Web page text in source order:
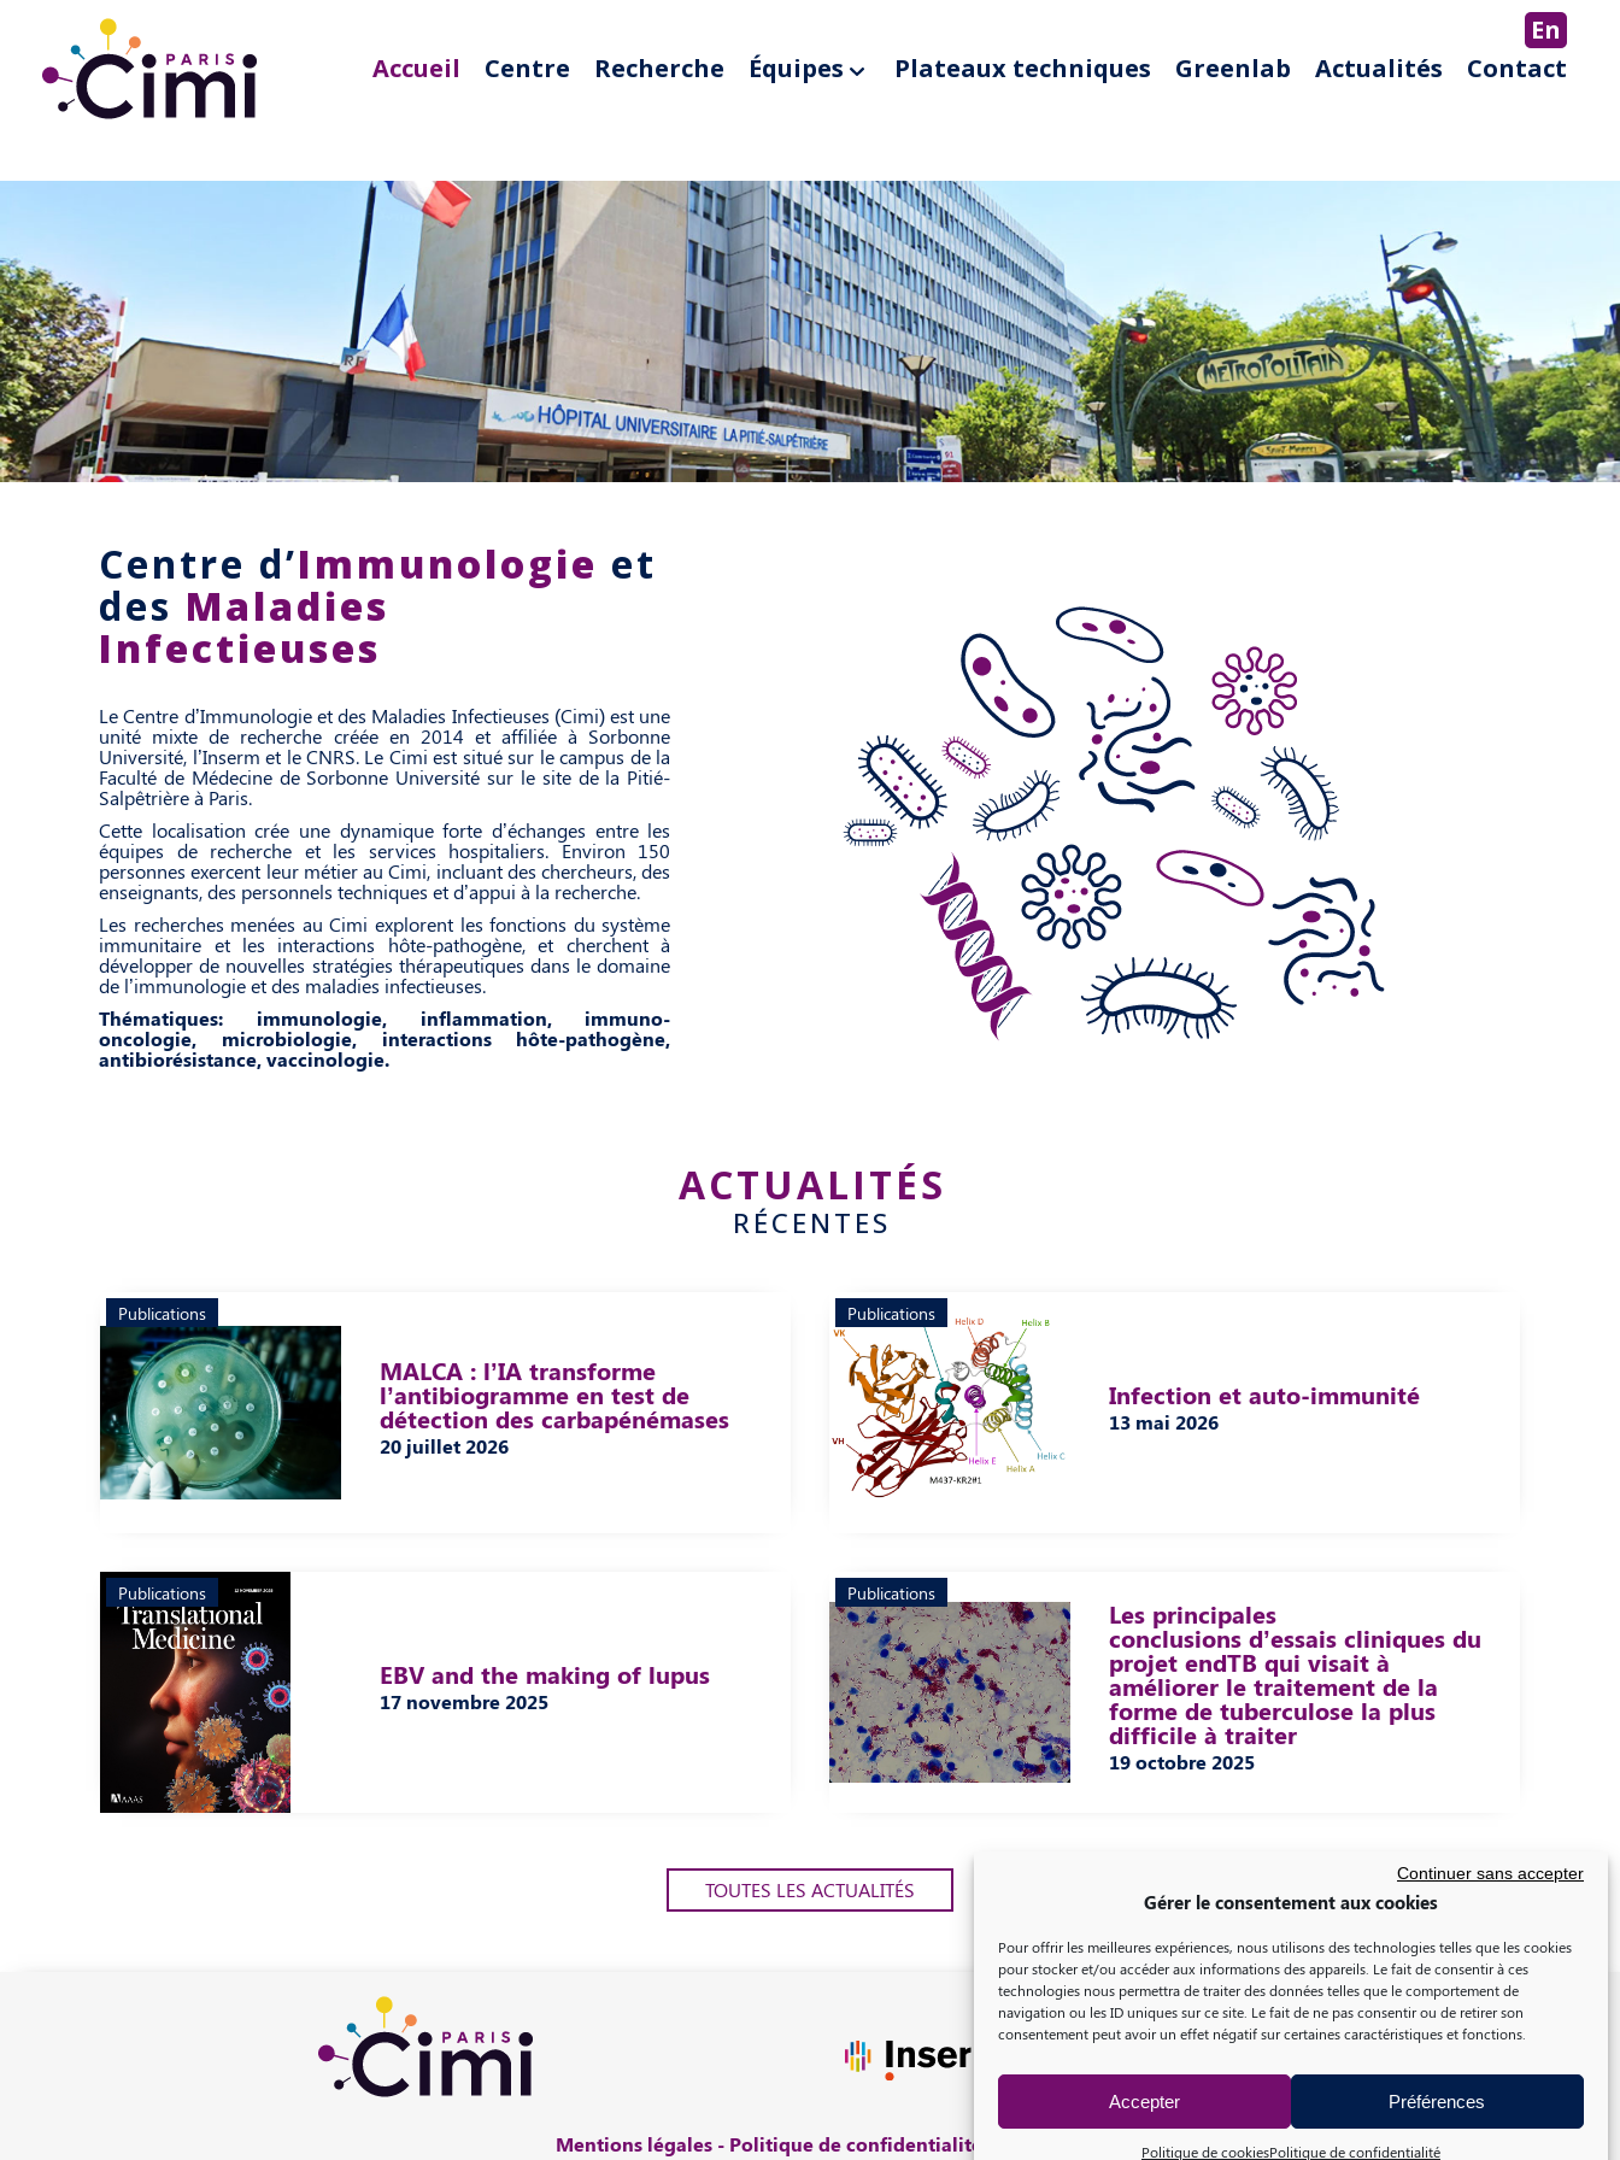
Gérer le consentement aux cookies
Pour offrir les meilleures expériences, nous utilisons des technologies telles que les cookies
pour stocker et/ou accéder aux informations des appareils. Le fait de consentir à ces
technologies nous permettra de traiter des données telles que le comportement de
navigation ou les ID uniques sur ce site. Le fait de ne pas consentir ou de retirer son
consentement peut avoir un effet négatif sur certaines caractéristiques et fonctions.
Accepter
Continuer sans accepter
Préférences
Politique de cookiesPolitique de confidentialité
Accueil Centre Recherche Équipes Plateaux techniques Greenlab Actualités Contact
En
Centre d’Immunologie et
des Maladies
Infectieuses
Le Centre d’Immunologie et des Maladies Infectieuses (Cimi) est une
unité mixte de recherche créée en 2014 et affiliée à Sorbonne
Université, l’Inserm et le CNRS. Le Cimi est situé sur le campus de la
Faculté de Médecine de Sorbonne Université sur le site de la Pitié-
Salpêtrière à Paris.
Cette localisation crée une dynamique forte d’échanges entre les
équipes de recherche et les services hospitaliers. Environ 150
personnes exercent leur métier au Cimi, incluant des chercheurs, des
enseignants, des personnels techniques et d’appui à la recherche.
Les recherches menées au Cimi explorent les fonctions du système
immunitaire et les interactions hôte-pathogène, et cherchent à
développer de nouvelles stratégies thérapeutiques dans le domaine
de l’immunologie et des maladies infectieuses.
Thématiques: immunologie, inflammation, immuno-
oncologie, microbiologie, interactions hôte-pathogène,
antibiorésistance, vaccinologie.
ACTUALITÉS
RÉCENTES
Publications
MALCA : l’IA transforme
l’antibiogramme en test de
détection des carbapénémases
20 juillet 2026
Publications
Infection et auto-immunité
13 mai 2026
Publications
EBV and the making of lupus
17 novembre 2025
Publications
Les principales
conclusions d’essais cliniques du
projet endTB qui visait à
améliorer le traitement de la
forme de tuberculose la plus
difficile à traiter
19 octobre 2025
TOUTES LES ACTUALITÉS
Mentions légales - Politique de confidentialité